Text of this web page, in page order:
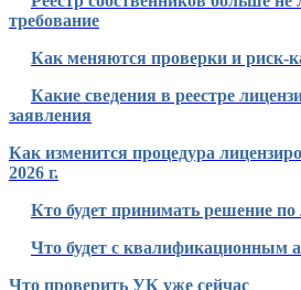
требование
Как меняются проверки и риск-
Какие сведения в реестре
заявления
Как изменится процедура
2026 г.
Кто будет принимать решение по
Что будет с квалификационным
Что проверить УК уже сейчас